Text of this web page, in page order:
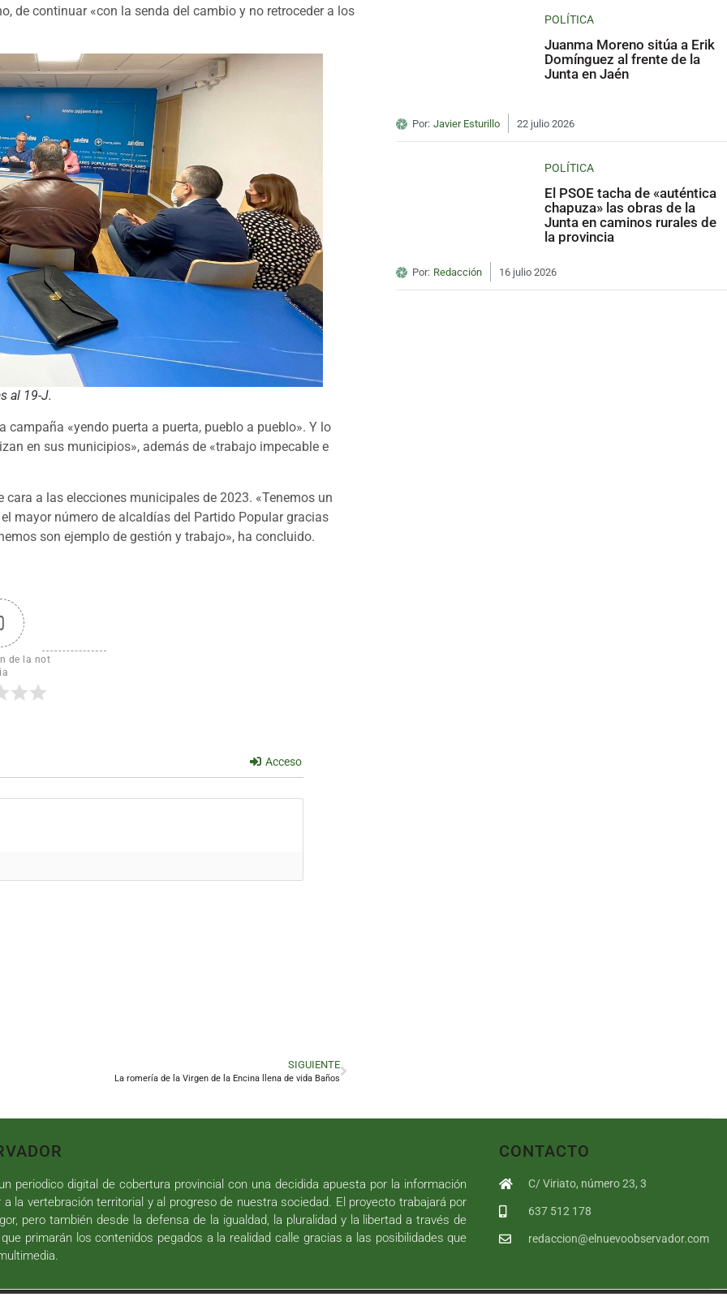
de continuar «con la senda del cambio y no retroceder a los
al 19-J.
campaña «yendo puerta a puerta, pueblo a pueblo». Y lo
en sus municipios», además de «trabajo impecable e
a las elecciones municipales de 2023. «Tenemos un
mayor número de alcaldías del Partido Popular gracias
son ejemplo de gestión y trabajo», ha concluido.
de la not
Acceso
SIGUIENTE
La romería de la Virgen de la Encina llena de vida Baños
POLÍTICA
Juanma Moreno sitúa a Erik
Domínguez al frente de la
Junta en Jaén
Por: Javier Esturillo 22 julio 2026
POLÍTICA
El PSOE tacha de «auténtica
chapuza» las obras de la
Junta en caminos rurales de
la provincia
Por: Redacción 16 julio 2026
periodico digital de cobertura provincial con una decidida apuesta por la información
a la vertebración territorial y al progreso de nuestra sociedad. El proyecto trabajará por
pero también desde la defensa de la igualdad, la pluralidad y la libertad a través de
primarán los contenidos pegados a la realidad calle gracias a las posibilidades que
CONTACTO
C/ Viriato, número 23, 3
637 512 178
redaccion@elnuevoobservador.com